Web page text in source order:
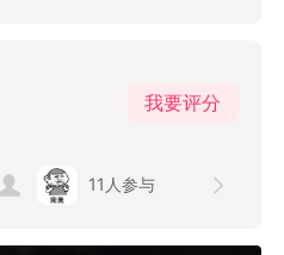
我要评分
11 人参与